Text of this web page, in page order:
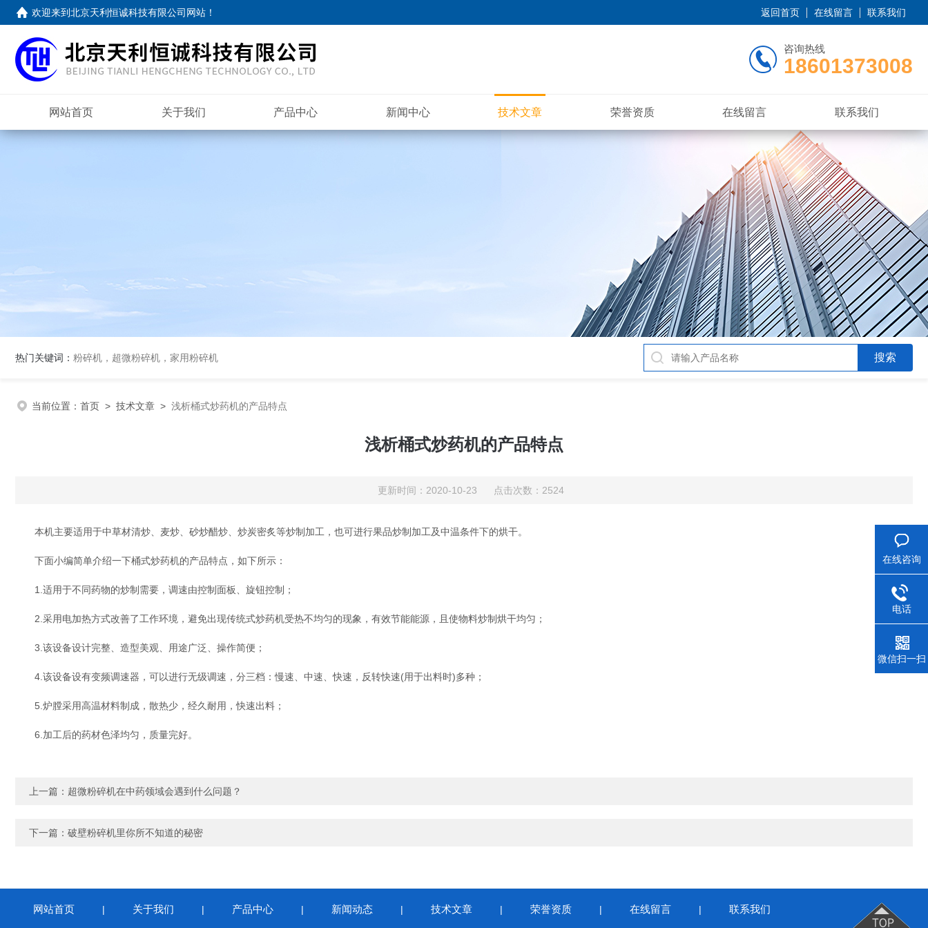
欢迎来到北京天利恒诚科技有限公司网站 ！ 返回首页 在线留言 联系我们
咨询热线
18601373008
网站首页 关于我们 产品中心 新闻中心 技术文章 荣誉资质 在线留言 联系我们
热门关键词： 粉碎机，超微粉碎机，家用粉碎机
当前位置： 首页 > 技术文章 > 浅析桶式炒药机的产品特点
浅析桶式炒药机的产品特点
更新时间：2020-10-23 点击次数：2524
本机主要适用于中草材清炒、麦炒、砂炒醋炒、炒炭密炙等炒制加工，也可进行果品炒制加工及中温条件下的烘干。
下面小编简单介绍一下桶式炒药机的产品特点，如下所示：
1.适用于不同药物的炒制需要，调速由控制面板、旋钮控制；
2.采用电加热方式改善了工作环境，避免出现传统式炒药机受热不均匀的现象，有效节能能源，且使物料炒制烘干均匀；
3.该设备设计完整、造型美观、用途广泛、操作简便；
4.该设备设有变频调速器，可以进行无级调速，分三档：慢速、中速、快速，反转快速(用于出料时)多种；
5.炉膛采用高温材料制成，散热少，经久耐用，快速出料；
6.加工后的药材色泽均匀，质量完好。
上一篇： 超微粉碎机在中药领域会遇到什么问题？
下一篇： 破壁粉碎机里你所不知道的秘密
网站首页 | 关于我们 | 产品中心 | 新闻动态 | 技术文章 | 荣誉资质 | 在线留言 | 联系我们
在线咨询
电话
微信扫一扫